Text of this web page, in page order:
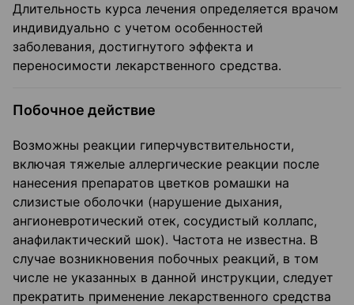
Длительность курса лечения определяется врачом
индивидуально с учетом особенностей
заболевания, достигнутого эффекта и
переносимости лекарственного средства.
Побочное действие
Возможны реакции гиперчувствительности,
включая тяжелые аллергические реакции после
нанесения препаратов цветков ромашки на
слизистые оболочки (нарушение дыхания,
ангионевротический отек, сосудистый коллапс,
анафилактический шок). Частота не известна. В
случае возникновения побочных реакций, в том
числе не указанных в данной инструкции, следует
прекратить применение лекарственного средства